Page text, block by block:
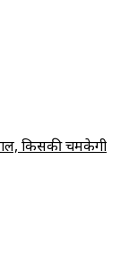
किसकी चमकेगी